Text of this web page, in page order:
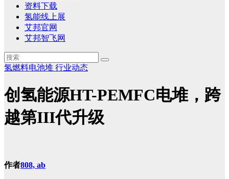
资料下载
氢能线上展
艾邦官网
艾邦智飞网
氢燃料电池堆 行业动态
创氢能源HT-PEMFC电堆，跨
越第III代升级
作者808, ab